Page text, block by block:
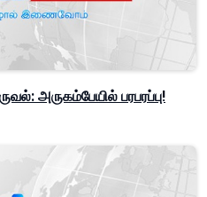
அருகம்பேயில் பரபரப்பு!